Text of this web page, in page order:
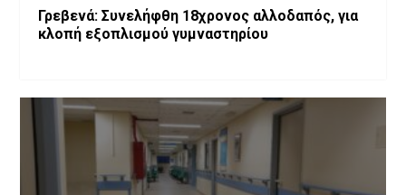
Γρεβενά: Συνελήφθη 18χρονος αλλοδαπός, για
κλοπή εξοπλισμού γυμναστηρίου